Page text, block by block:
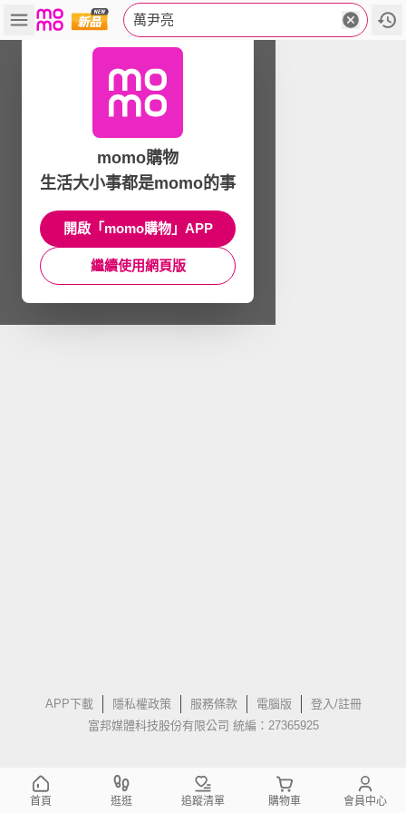
萬尹亮
APP下載 隱私權政策 服務條款 電腦版
登入/註冊
富邦媒體科技股份有限公司 統編：27365925
momo購物
生活大小事都是momo的事
開啟「momo購物」APP
繼續使用網頁版
首頁 逛逛 追蹤清單 購物車 會員中心